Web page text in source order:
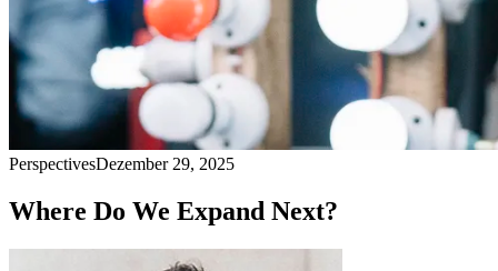
PerspectivesDezember 29, 2025
Where Do We Expand Next?